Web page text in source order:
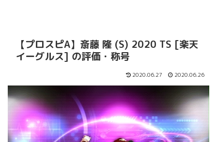
【プロスピA】斎藤 隆 (S) 2020 TS [楽天
イーグルス] の評価・称号
2020.06.27 2020.06.26